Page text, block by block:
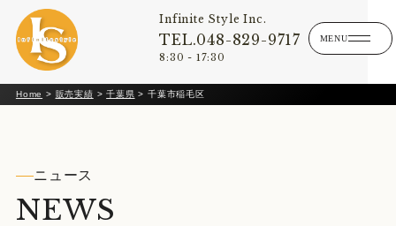
Infinite Style Inc.
TEL.048-829-9717
8:30 - 17:30
Home > 販売実績 >千葉県 > 千葉市稲毛区
ニュース
NEWS